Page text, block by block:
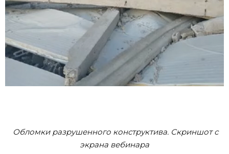
Обломки разрушенного конструктива. Скриншот с
экрана вебинара